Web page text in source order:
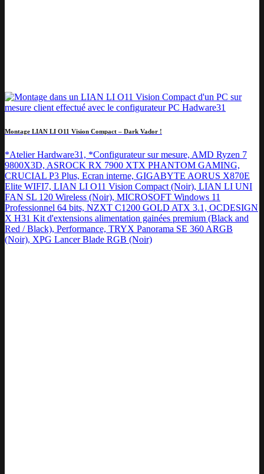
Montage LIAN LI O11 Vision Compact – Dark Vador !
*Atelier Hardware31, *Configurateur sur mesure, AMD Ryzen 7
9800X3D, ASROCK RX 7900 XTX PHANTOM GAMING,
CRUCIAL P3 Plus, Ecran interne, GIGABYTE AORUS X870E
Elite WIFI7, LIAN LI O11 Vision Compact (Noir), LIAN LI UNI
FAN SL 120 Wireless (Noir), MICROSOFT Windows 11
Professionnel 64 bits, NZXT C1200 GOLD ATX 3.1, OCDESIGN
X H31 Kit d'extensions alimentation gainées premium (Black and
Red / Black), Performance, TRYX Panorama SE 360 ARGB
(Noir), XPG Lancer Blade RGB (Noir)